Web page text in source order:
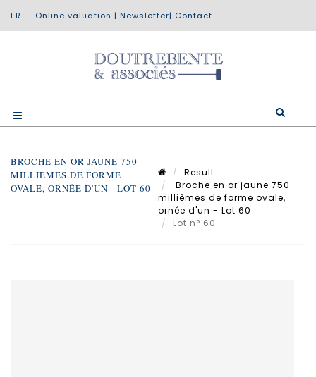
Online valuation | Newsletter| Contact
BROCHE EN OR JAUNE 750
MILLIÈMES DE FORME
OVALE, ORNÉE D'UN - LOT 60
Result
Broche en or jaune 750
millièmes de forme ovale,
ornée d'un - Lot 60
Lot n° 60